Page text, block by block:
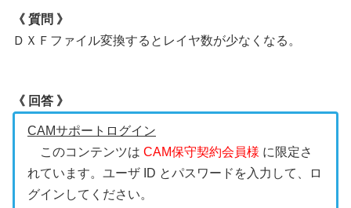
《 質問 》
ＤＸＦファイル変換するとレイヤ数が少なくなる。
《 回答 》
CAMサポートログイン
このコンテンツは CAM保守契約会員様 に限定さ
れています。ユーザ ID とパスワードを入力して、ロ
グインしてください。